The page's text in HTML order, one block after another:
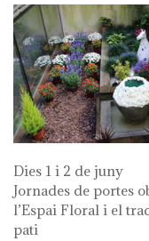
Dies 1 i 2 de juny
Jornades de portes
l’Espai Floral i el
pati